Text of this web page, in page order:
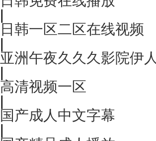
|
日韩一区二区在线视频
|
亚洲午夜久久久影院伊人
|
高清视频一区
|
国产成人中文字幕
|